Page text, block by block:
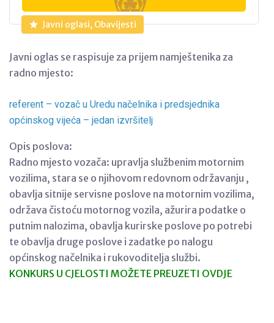
Javni oglasi, Obavijesti
Javni oglas se raspisuje za prijem namještenika za
radno mjesto:
referent – vozač u Uredu načelnika i predsjednika
općinskog vijeća – jedan izvršitelj
Opis poslova:
Radno mjesto vozača: upravlja službenim motornim
vozilima, stara se o njihovom redovnom održavanju ,
obavlja sitnije servisne poslove na motornim vozilima,
održava čistoću motornog vozila, ažurira podatke o
putnim nalozima, obavlja kurirske poslove po potrebi
te obavlja druge poslove i zadatke po nalogu
općinskog načelnika i rukovoditelja službi.
KONKURS U CJELOSTI MOŽETE PREUZETI OVDJE